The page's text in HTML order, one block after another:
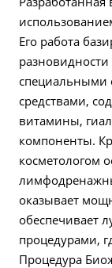
Его работа
специальными
средствами,
витамины,
компоненты.
косметологом
оказывает
обеспечивает
процедурами,
Процедура